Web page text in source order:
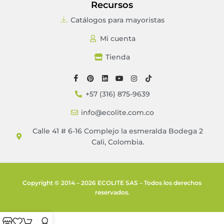
Recursos
Catálogos para mayoristas
Mi cuenta
Tienda
+57 (316) 875-9639
info@ecolite.com.co
Calle 41 # 6-16 Complejo la esmeralda Bodega 2
Cali, Colombia.
Copyright © 2014 – 2026 ECOLITE SAS – Todos los derechos
reservados.